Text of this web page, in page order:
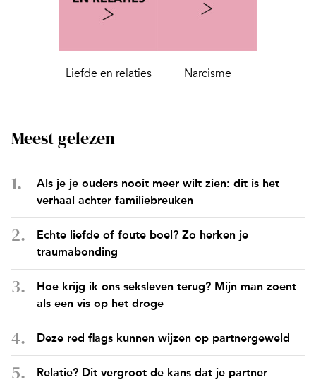
Liefde en relaties Narcisme
Meest gelezen
Als je je ouders nooit meer wilt zien: dit is het
verhaal achter familiebreuken
Echte liefde of foute boel? Zo herken je
traumabonding
Hoe krijg ik ons seksleven terug? Mijn man zoent
als een vis op het droge
Deze red flags kunnen wijzen op partnergeweld
Relatie? Dit vergroot de kans dat je partner